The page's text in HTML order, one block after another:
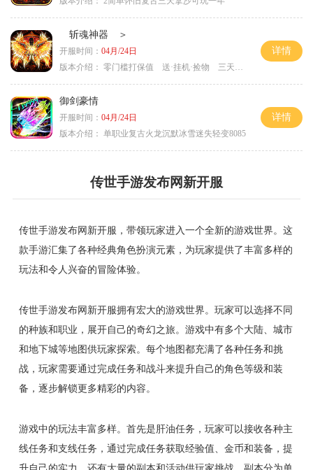
斩魂神器 ＞
开服时间： 04月/24日
版本介绍： 零门槛打保值 送·挂机·捡物 三天合区＞
详情
御剑豪情
开服时间： 04月/24日
版本介绍： 单职业复古火龙沉默冰雪迷失轻变8085
详情
传世手游发布网新开服
传世手游发布网新开服，带领玩家进入一个全新的游戏世界。这
款手游汇集了各种经典角色扮演元素，为玩家提供了丰富多样的
玩法和令人兴奋的冒险体验。
传世手游发布网新开服拥有宏大的游戏世界。玩家可以选择不同
的种族和职业，展开自己的奇幻之旅。游戏中有多个大陆、城市
和地下城等地图供玩家探索。每个地图都充满了各种任务和挑
战，玩家需要通过完成任务和战斗来提升自己的角色等级和装
备，逐步解锁更多精彩的内容。
游戏中的玩法丰富多样。首先是肝油任务，玩家可以接收各种主
线任务和支线任务，通过完成任务获取经验值、金币和装备，提
升自己的实力。还有大量的副本和活动供玩家挑战。副本分为单